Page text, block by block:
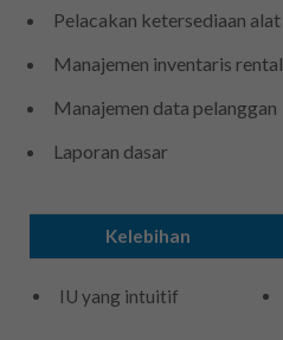
Pelacakan ketersediaan alat
Manajemen inventaris rental
Manajemen data pelanggan
Laporan dasar
Kelebihan
IU yang intuitif